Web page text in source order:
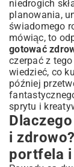
Śniadania
kieszeń
Obiady, które
obciążania
Lekkie
Inspirujące
resztek
Kreatywne
innych
i taniej kuchni
niedrogich
planowania,
świadomego
mówiąc, to
gotować
czerpać z
wiedzieć, co
później
sprytu i
i
portfela